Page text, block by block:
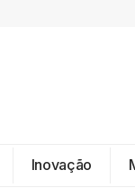
Inovação